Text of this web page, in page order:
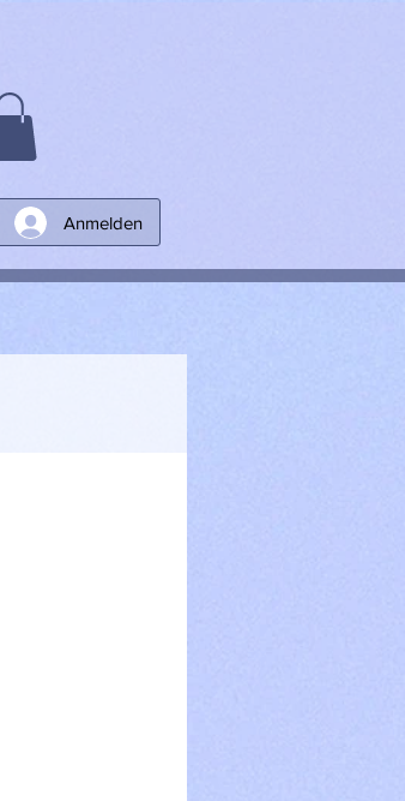
Anmelden